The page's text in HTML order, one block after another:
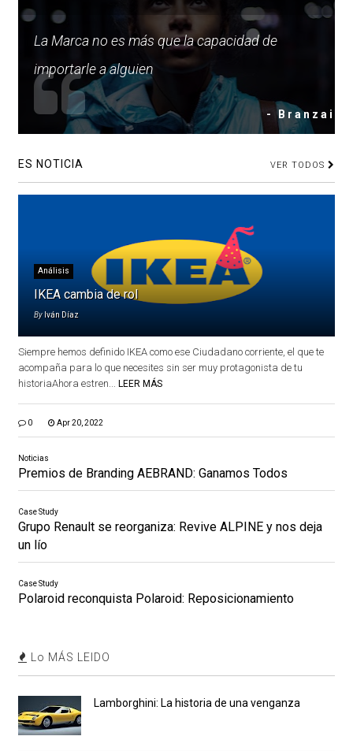
La Marca no es más que la capacidad de
importarle a alguien
- Branzai
ES NOTICIA VER TODOS
Análisis
IKEA cambia de rol
By Iván Díaz
Siempre hemos definido IKEA como ese Ciudadano corriente, el que te
acompaña para lo que necesites sin ser muy protagonista de tu
historiaAhora estren...
LEER MÁS
0 Apr 20, 2022
Noticias
Premios de Branding AEBRAND: Ganamos Todos
Case Study
Grupo Renault se reorganiza: Revive ALPINE y nos deja
un lío
Case Study
Polaroid reconquista Polaroid: Reposicionamiento
Lo MÁS LEIDO
Lamborghini: La historia de una venganza